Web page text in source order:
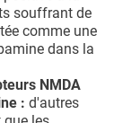
souffrant de
comme une
dans la
NMDA
: d'autres